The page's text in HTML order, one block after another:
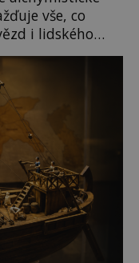
vše, co
i lidského
slavné sbírky
navždy. Kdo
ještě někde
[…]